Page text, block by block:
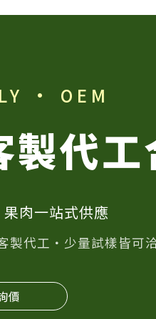
· OEM
代工
肉一站式供應
製代工・少量試樣皆可
價